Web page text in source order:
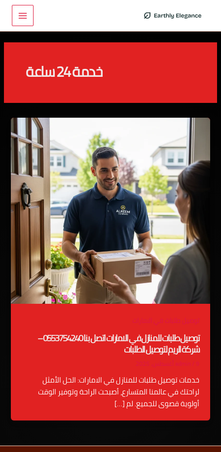
المحتوى
Main
Menu
خدمة 24 ساعة
توصيل طلبات في الامارات
توصيل طلبات للمنازل في الامارات اتصل بنا 0553754240 –
شركة الريم لتوصيل الطلبات
admin/ 9 أغسطس، 2025
خدمات توصيل طلبات للمنازل في الامارات: الحل الأمثل
لراحتك في عالمنا المتسارع، أصبحت الراحة وتوفير الوقت
أولوية قصوى للجميع. لم […]